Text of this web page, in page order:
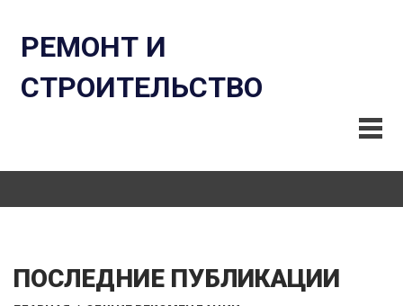
РЕМОНТ И
СТРОИТЕЛЬСТВО
ПОСЛЕДНИЕ ПУБЛИКАЦИИ